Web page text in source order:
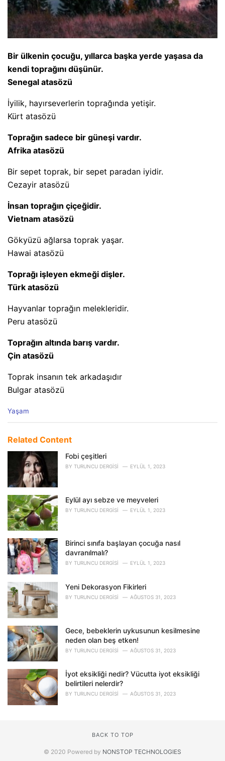
Bir ülkenin çocuğu, yıllarca başka yerde yaşasa da
kendi toprağını düşünür.
Senegal atasözü
İyilik, hayırseverlerin toprağında yetişir.
Kürt atasözü
Toprağın sadece bir güneşi vardır.
Afrika atasözü
Bir sepet toprak, bir sepet paradan iyidir.
Cezayir atasözü
İnsan toprağın çiçeğidir.
Vietnam atasözü
Gökyüzü ağlarsa toprak yaşar.
Hawai atasözü
Toprağı işleyen ekmeği dişler.
Türk atasözü
Hayvanlar toprağın melekleridir.
Peru atasözü
Toprağın altında barış vardır.
Çin atasözü
Toprak insanın tek arkadaşıdır
Bulgar atasözü
C
e
e
:
Yaşam
Related Content
Fobi çeşitleri
BY TURUNCU DERGISI EYLÜL 1, 2023
Eylül ayı sebze ve meyveleri
BY TURUNCU DERGISI EYLÜL 1, 2023
Birinci sınıfa başlayan çocuğa nasıl
davranılmalı?
BY TURUNCU DERGISI EYLÜL 1, 2023
Yeni Dekorasyon Fikirleri
BY TURUNCU DERGISI AĞUSTOS 31, 2023
Gece, bebeklerin uykusunun kesilmesine
neden olan beş etken!
BY TURUNCU DERGISI AĞUSTOS 31, 2023
İyot eksikliği nedir? Vücutta iyot eksikliği
belirtileri nelerdir?
BY TURUNCU DERGISI AĞUSTOS 31, 2023
BACK TO TOP
© 2020 Powered by NONSTOP TECHNOLOGIES